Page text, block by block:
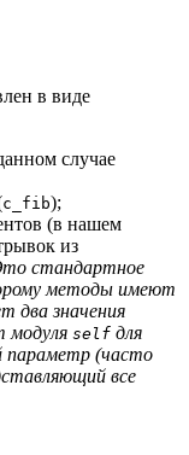
в виде
случае
c_fib);
(в нашем
из
стандартное
методы имеют
два значения
модуля self для
параметр (часто
все